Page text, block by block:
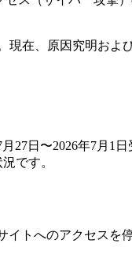
在、原因究明およ
27日〜2026年7月1
です。
トへのアクセス